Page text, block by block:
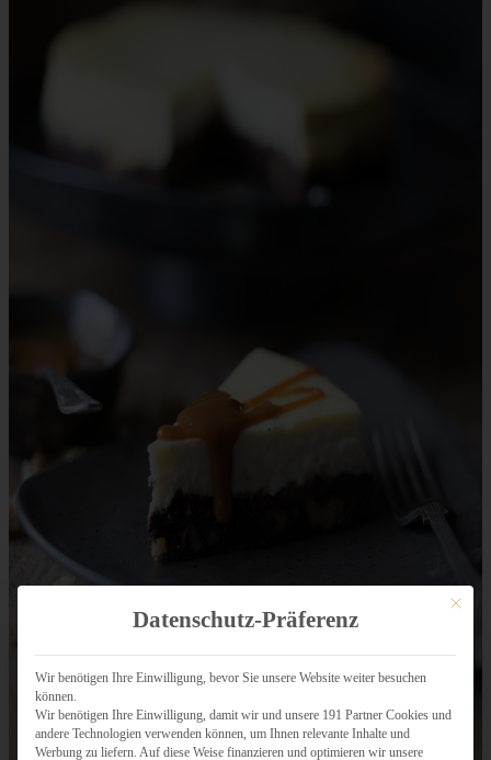
Mit
Datenschutz-Präferenz
Wir benötigen Ihre Einwilligung, bevor Sie unsere Website weiter besuchen
können.
Wir benötigen Ihre Einwilligung, damit wir und unsere 191 Partner Cookies und
andere Technologien verwenden können, um Ihnen relevante Inhalte und
Werbung zu liefern. Auf diese Weise finanzieren und optimieren wir unsere